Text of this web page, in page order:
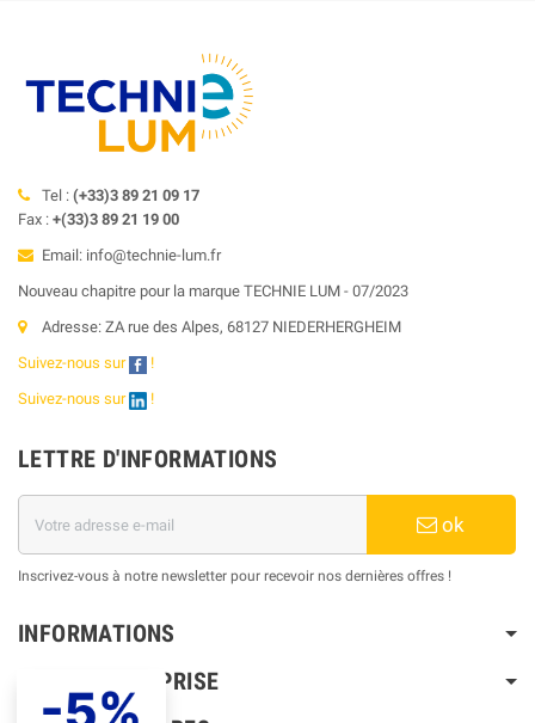
Tel : (+33)3 89 21 09 17
Fax : +(33)3 89 21 19 00
Email: info@technie-lum.fr
Nouveau chapitre pour la marque TECHNIE LUM - 07/2023
Adresse: ZA rue des Alpes, 68127 NIEDERHERGHEIM
Suivez-nous sur
!
Suivez-nous sur
!
LETTRE D'INFORMATIONS
ok
Inscrivez-vous à notre newsletter pour recevoir nos dernières offres !
INFORMATIONS
NOTRE ENTREPRISE